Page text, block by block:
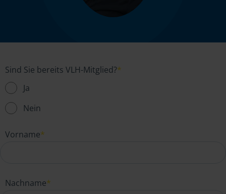
Sind Sie bereits VLH-Mitglied?*
Ja
Nein
Vorname*
Nachname*